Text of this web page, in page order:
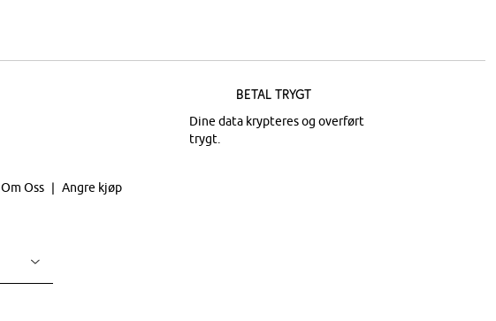
Betal trygt
Dine data krypteres og overført
trygt.
Om Oss Angre kjøp